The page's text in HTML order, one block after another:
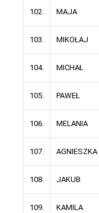
102. MAJA
103. MIKOŁAJ
104. MICHAŁ
105. PAWEŁ
106. MELANIA
107. AGNIESZKA
108. JAKUB
109. KAMILA